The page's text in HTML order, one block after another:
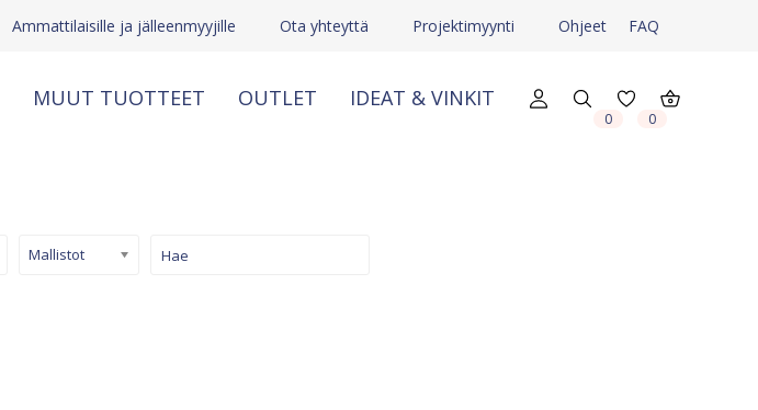
Ammattilaisille ja jälleenmyyjille Ota yhteyttä Projektimyynti Ohjeet FAQ
MUUT TUOTTEET OUTLET IDEAT & VINKIT
0 0
Mallistot